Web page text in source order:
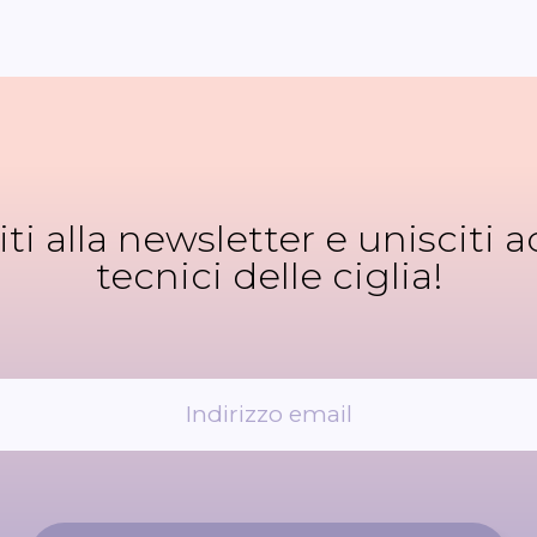
alla newsletter e unisciti
tecnici delle ciglia!